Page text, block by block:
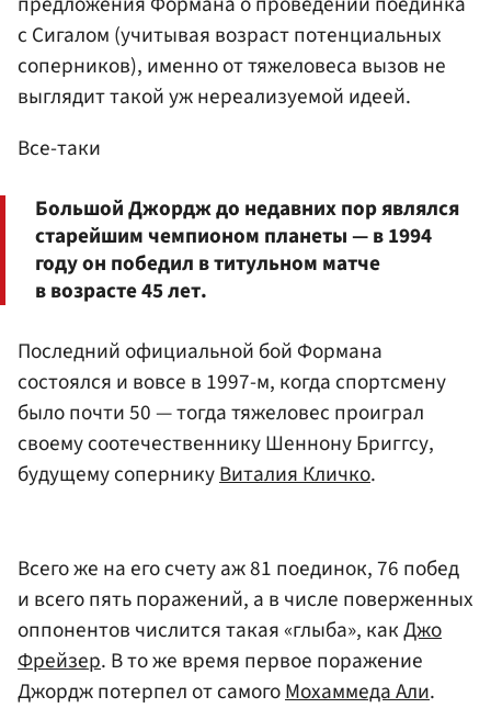
с Сигалом (учитывая возраст потенциальных
соперников), именно от тяжеловеса вызов не
выглядит такой уж нереализуемой идеей.
Все-таки
Большой Джордж до недавних пор являлся
старейшим чемпионом планеты — в 1994
году он победил в титульном матче
в возрасте 45 лет.
Последний официальной бой Формана
состоялся и вовсе в 1997-м, когда спортсмену
было почти 50 — тогда тяжеловес проиграл
своему соотечественнику Шеннону Бриггсу,
будущему соперникуВиталия Кличко.
Всего же на его счету аж 81 поединок, 76 побед
и всего пять поражений, а в числе поверженных
оппонентов числится такая «глыба», какДжо
Фрейзер. В то же время первое поражение
Джордж потерпел от самогоМохаммеда Али.